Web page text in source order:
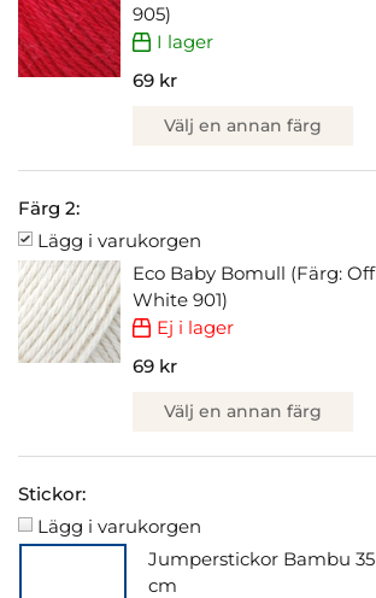
905)
I lager
69 kr
Välj en annan färg
Färg 2:
Lägg i varukorgen
Eco Baby Bomull (Färg: Off
White 901)
Ej i lager
69 kr
Välj en annan färg
Stickor:
Lägg i varukorgen
Jumperstickor Bambu 35
cm